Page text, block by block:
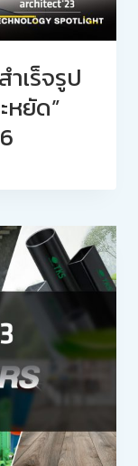
เร็จรูป
หยัด”